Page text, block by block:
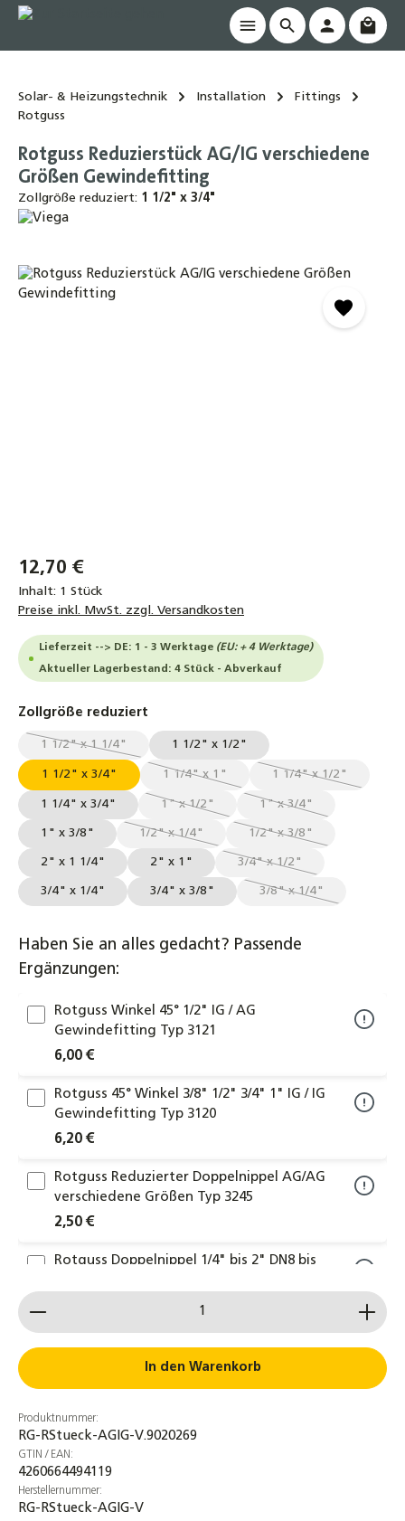
springen
Solar- & Heizungstechnik Installation
Fittings
Rotguss
Rotguss Reduzierstück AG/IG verschiedene
Größen Gewindefitting
Zollgröße reduziert: 1 1/2" x 3/4"
Bildergalerie überspringen
12,70 €
Inhalt: 1 Stück
Preise inkl. MwSt. zzgl. Versandkosten
Lieferzeit --> DE: 1 - 3 Werktage (EU: + 4 Werktage)
Aktueller Lagerbestand: 4 Stück - Abverkauf
Zollgröße reduziert
1 1/2" x 1 1/4"
(Diese Option ist zurzeit nicht verfügbar.)
1 1/2" x 1/2"
1 1/2" x 3/4" 1 1/4" x 1"
(Diese Option ist zurzeit nicht
1 1/4" x 1/2"
(Diese Option ist
1 1/4" x 3/4" 1" x 1/2"
(Diese Option ist zurzeit nicht
1" x 3/4"
(Diese Option ist
1" x 3/8" 1/2" x 1/4"
(Diese Option ist zurzeit nicht verfügbar.)
1/2" x 3/8"
(Diese Option ist
2" x 1 1/4" 2" x 1" 3/4" x 1/2"
(Diese Option ist zurzeit
3/4" x 1/4" 3/4" x 3/8" 3/8" x 1/4"
(Diese Option ist
Haben Sie an alles gedacht? Passende
Ergänzungen:
Rotguss Winkel 45° 1/2" IG / AG
Gewindefitting Typ 3121
6,00 €
Rotguss 45° Winkel 3/8" 1/2" 3/4" 1" IG / IG
Gewindefitting Typ 3120
6,20 €
Rotguss Reduzierter Doppelnippel AG/AG
verschiedene Größen Typ 3245
2,50 €
Rotguss Doppelnippel 1/4" bis 2" DN8 bis
Rotguss T-Stück IG 1/4" bis 2" DN8 bis DN50
Typ 3130 Gewindefitting
2,90 €
Rotguss Muffe 1/4" 3/8" 1/2" 3/4" 1" 1 1/4" 1
1/2" 2" IG Typ 3270
2,30 €
Rotguss Stopfen 1/2"
Produkt Anzahl: Gib den gewünschten Wert ein
In den Warenkorb
Produktnummer:
RG-RStueck-AGIG-V.9020269
GTIN / EAN:
4260664494119
Herstellernummer:
RG-RStueck-AGIG-V